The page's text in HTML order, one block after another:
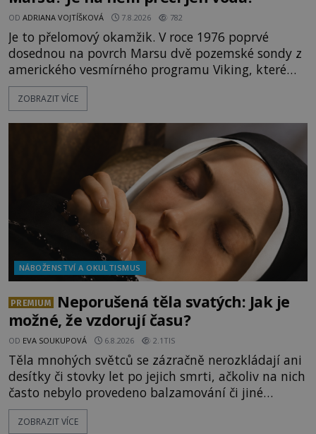
OD ADRIANA VOJTÍŠKOVÁ 7.8.2026 782
Je to přelomový okamžik. V roce 1976 poprvé
dosednou na povrch Marsu dvě pozemské sondy z
amerického vesmírného programu Viking, které
jsou schopny pořídit fotografie záhadami
opředené rudé planety. Viking 1 zde zaznamená
zvané Cydonie totiž zachytí podivný útvar
připomínající lidskou tvář. NASA (Národní úřad
ZOBRAZIT VÍCE
NÁBOŽENSTVÍ A OKULTISMUS
PREMIUM
Neporušená těla svatých: Jak je
možné, že vzdorují času?
OD EVA SOUKUPOVÁ 6.8.2026 2.1TIS
Těla mnohých světců se zázračně nerozkládají ani
desítky či stovky let po jejich smrti, ačkoliv na nich
často nebylo provedeno balzamování či jiné
pokusy o konzervaci. Neporušené ostatky bývají
považovány za důkaz svatosti zemřelých. Jaké
ZOBRAZIT VÍCE